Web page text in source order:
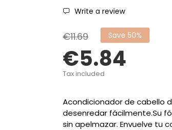
Write a review
€11.69 Save 50%
€5.84
Tax included
Acondicionador de cabello
desenredar fácilmente.Su
sin apelmazar. Envuelve tu